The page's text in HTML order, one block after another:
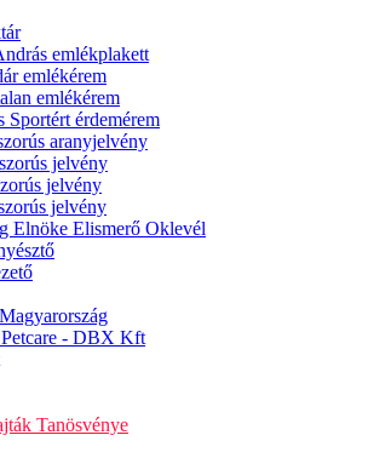
emlékplakett
emlékérem
emlékérem
Sportért érdemérem
aranyjelvény
jelvény
jelvény
jelvény
Elnöke Elismerő Oklevél
- DBX Kft
Tanösvénye